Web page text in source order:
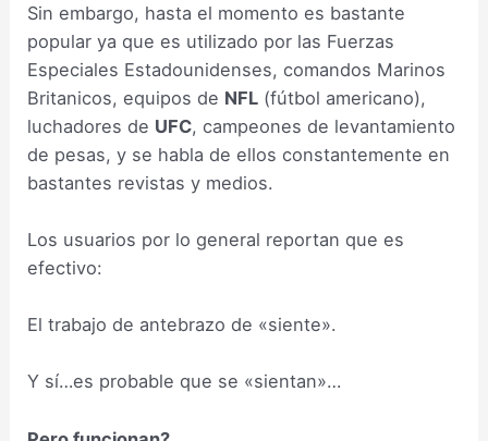
Sin embargo, hasta el momento es bastante
popular ya que es utilizado por las Fuerzas
Especiales Estadounidenses, comandos Marinos
Britanicos, equipos de NFL (fútbol americano),
luchadores de UFC, campeones de levantamiento
de pesas, y se habla de ellos constantemente en
bastantes revistas y medios.
Los usuarios por lo general reportan que es
efectivo:
El trabajo de antebrazo de «siente».
Y sí…es probable que se «sientan»…